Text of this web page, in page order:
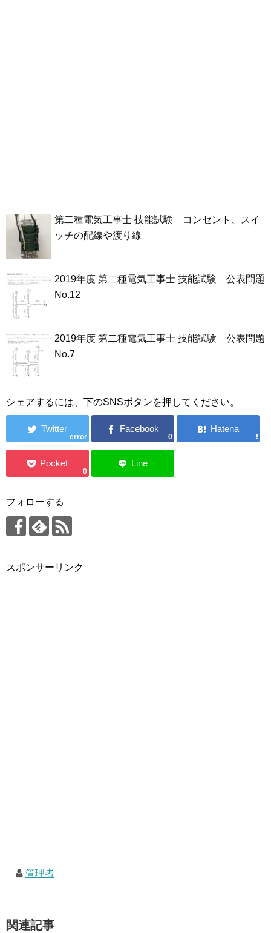
第二種電気工事士 技能試験 コンセント、スイ
ッチの配線や渡り線
2019年度 第二種電気工事士 技能試験 公表問題
No.12
2019年度 第二種電気工事士 技能試験 公表問題
No.7
シェアするには、下のSNSボタンを押してください。
error 0
0
フォローする
スポンサーリンク
管理者
関連記事